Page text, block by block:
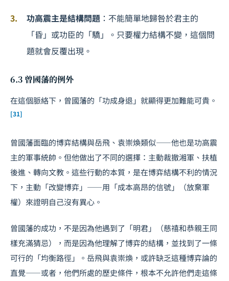
功高震主是結構問題 ：不能簡單地歸咎於君主的
「昏」或功臣的「驕」。只要權力結構不變，這個問
題就會反覆出現。
6.3 曾國藩的例外
在這個脈絡下，曾國藩的「功成身退」就顯得更加難能可貴。
[31]
曾國藩面臨的博弈結構與岳飛、袁崇煥類似——他也是功高震
主的軍事統帥。但他做出了不同的選擇：主動裁撤湘軍、扶植
後進、轉向文教。這些行動的本質，是在博弈結構不利的情況
下，主動「改變博弈」——用「成本高昂的信號」（放棄軍
權）來證明自己沒有異心。
曾國藩的成功，不是因為他遇到了「明君」（慈禧和恭親王同
樣充滿猜忌），而是因為他理解了博弈的結構，並找到了一條
可行的「均衡路徑」。岳飛與袁崇煥，或許缺乏這種博弈論的
直覺——或者，他們所處的歷史條件，根本不允許他們走這條